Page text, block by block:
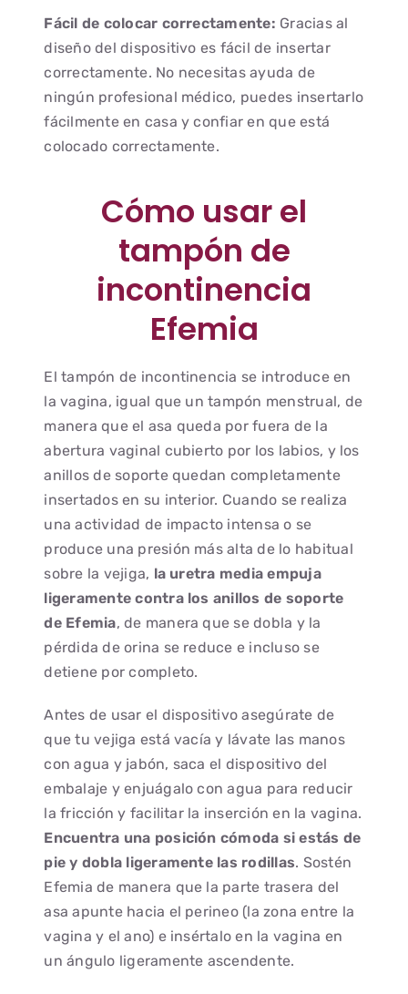
Fácil de colocar correctamente: Gracias al
diseño del dispositivo es fácil de insertar
correctamente. No necesitas ayuda de
ningún profesional médico, puedes insertarlo
fácilmente en casa y confiar en que está
colocado correctamente.
Cómo usar el
tampón de
incontinencia
Efemia
El tampón de incontinencia se introduce en
la vagina, igual que un tampón menstrual, de
manera que el asa queda por fuera de la
abertura vaginal cubierto por los labios, y los
anillos de soporte quedan completamente
insertados en su interior. Cuando se realiza
una actividad de impacto intensa o se
produce una presión más alta de lo habitual
sobre la vejiga, la uretra media empuja
ligeramente contra los anillos de soporte
de Efemia, de manera que se dobla y la
pérdida de orina se reduce e incluso se
detiene por completo.
Antes de usar el dispositivo asegúrate de
que tu vejiga está vacía y lávate las manos
con agua y jabón, saca el dispositivo del
embalaje y enjuágalo con agua para reducir
la fricción y facilitar la inserción en la vagina.
Encuentra una posición cómoda si estás de
pie y dobla ligeramente las rodillas. Sostén
Efemia de manera que la parte trasera del
asa apunte hacia el perineo (la zona entre la
vagina y el ano) e insértalo en la vagina en
un ángulo ligeramente ascendente.